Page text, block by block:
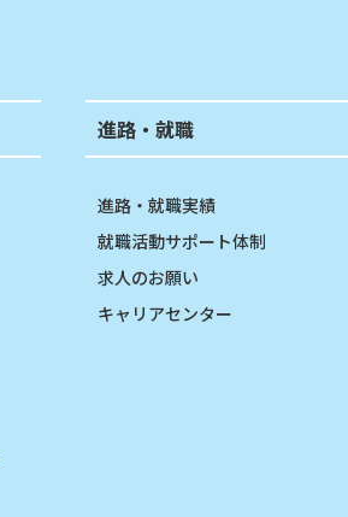
進路・就職
進路・就職実績
就職活動サポート体制
求人のお願い
キャリアセンター